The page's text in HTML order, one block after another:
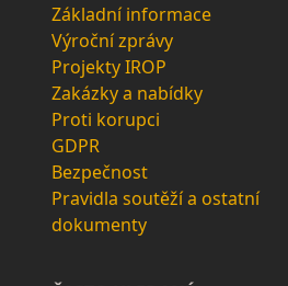
Základní informace
Výroční zprávy
Projekty IROP
Zakázky a nabídky
Proti korupci
GDPR
Bezpečnost
Pravidla soutěží a ostatní
dokumenty